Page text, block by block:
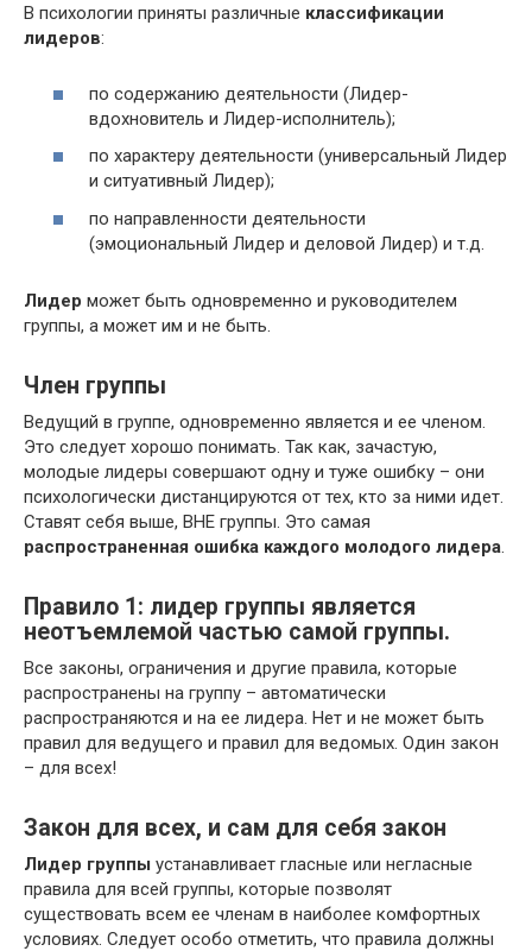
В психологии приняты различные классификации
лидеров:
по содержанию деятельности (Лидер-
вдохновитель и Лидер-исполнитель);
по характеру деятельности (универсальный Лидер
и ситуативный Лидер);
по направленности деятельности
(эмоциональный Лидер и деловой Лидер) и т.д.
Лидер может быть одновременно и руководителем
группы, а может им и не быть.
Член группы
Ведущий в группе, одновременно является и ее членом.
Это следует хорошо понимать. Так как, зачастую,
молодые лидеры совершают одну и туже ошибку – они
психологически дистанцируются от тех, кто за ними идет.
Ставят себя выше, ВНЕ группы. Это самая
распространенная ошибка каждого молодого лидера
Правило 1: лидер группы является
неотъемлемой частью самой группы.
Все законы, ограничения и другие правила, которые
распространены на группу – автоматически
распространяются и на ее лидера. Нет и не может быть
правил для ведущего и правил для ведомых. Один закон
– для всех!
Закон для всех, и сам для себя закон
Лидер группы устанавливает гласные или негласные
правила для всей группы, которые позволят
существовать всем ее членам в наиболее комфортных
условиях. Следует особо отметить, что правила должны